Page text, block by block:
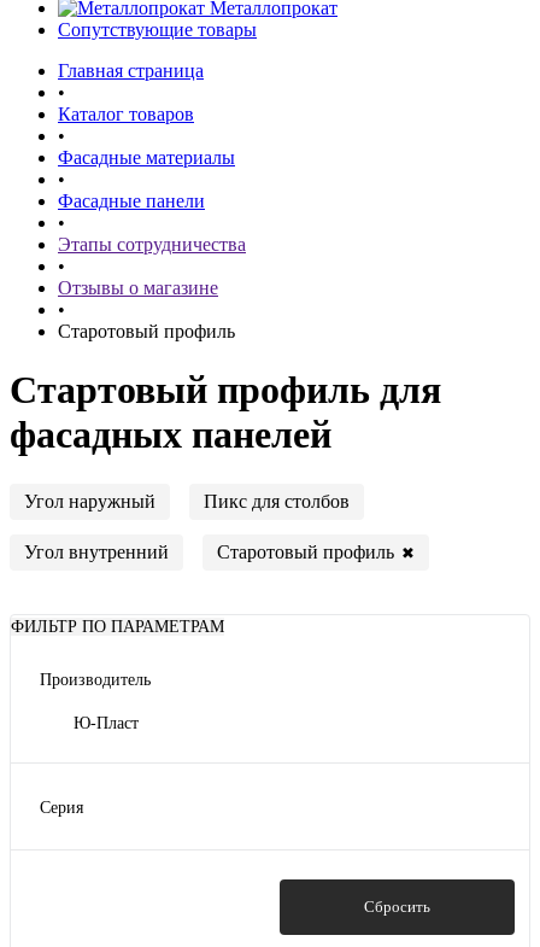
Металлопрокат
Сопутствующие товары
Главная страница
•
Каталог товаров
•
Фасадные материалы
•
Фасадные панели
•
Этапы сотрудничества
•
Отзывы о магазине
•
Старотовый профиль
Стартовый профиль для
фасадных панелей
Угол наружный Пикс для столбов
Угол внутренний Старотовый профиль ✖
ФИЛЬТР ПО ПАРАМЕТРАМ
Производитель
Ю-Пласт
Серия
Сбросить